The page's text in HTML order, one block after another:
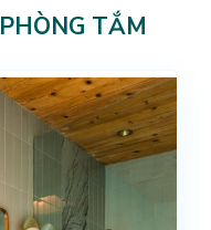
PHÒNG TẮM